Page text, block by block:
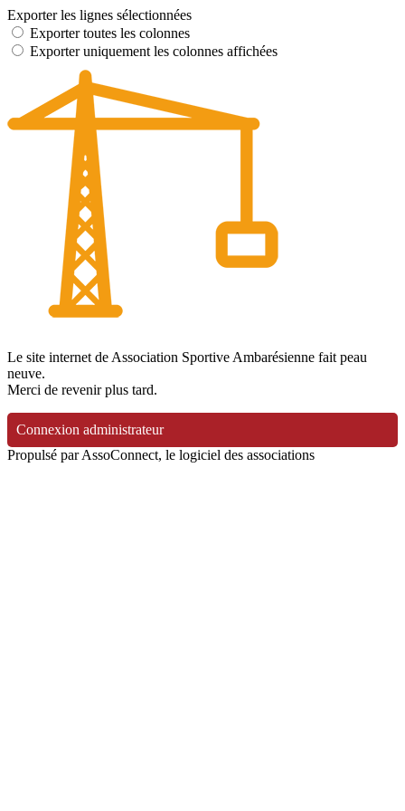
Exporter les lignes sélectionnées
Exporter toutes les colonnes
Exporter uniquement les colonnes affichées
Le site internet de Association Sportive Ambarésienne fait peau
neuve.
Merci de revenir plus tard.
Connexion administrateur
Propulsé par AssoConnect, le logiciel des associations